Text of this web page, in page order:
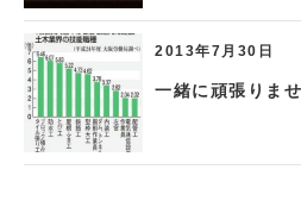
2013年7月30日
一緒に頑張りま